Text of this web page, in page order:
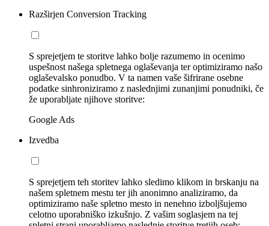
Razširjen Conversion Tracking
S sprejetjem te storitve lahko bolje razumemo in ocenimo
uspešnost našega spletnega oglaševanja ter optimiziramo našo
oglaševalsko ponudbo. V ta namen vaše šifrirane osebne
podatke sinhroniziramo z naslednjimi zunanjimi ponudniki, če
že uporabljate njihove storitve:
Google Ads
Izvedba
S sprejetjem teh storitev lahko sledimo klikom in brskanju na
našem spletnem mestu ter jih anonimno analiziramo, da
optimiziramo naše spletno mesto in nenehno izboljšujemo
celotno uporabniško izkušnjo. Z vašim soglasjem na tej